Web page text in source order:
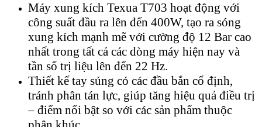
Máy xung kích Texua T703 hoạt động với
công suất đầu ra lên đến 400W, tạo ra sóng
xung kích mạnh mẽ với cường độ 12 Bar cao
nhất trong tất cả các dòng máy hiện nay và
tần số trị liệu lên đến 22 Hz.
Thiết kế tay súng có các đầu bắn cố định,
tránh phân tán lực, giúp tăng hiệu quả điều trị
– điểm nổi bật so với các sản phẩm thuộc